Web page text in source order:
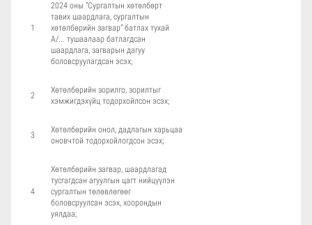
1
2024 оны "Сургалтын хөтөлбөрт
тавих шаардлага, сургалтын
хөтөлбөрийн загвар" батлах тухай
А/... тушаалаар батлагдсан
шаардлага, загварын дагуу
боловсруулагдсан эсэх;
2
Хөтөлбөрийн зорилго, зорилтыг
хэмжигдэхүйц тодорхойлсон эсэх;
3
Хөтөлбөрийн онол, дадлагын харьцаа
оновчтой тодорхойлогдсон эсэх;
4
Хөтөлбөрийн загвар, шаардлагад
тусгагдсан агуулгын цагт нийцүүлэн
сургалтын төлөвлөгөөг
боловсруулсан эсэх, хоорондын
уялдаа;